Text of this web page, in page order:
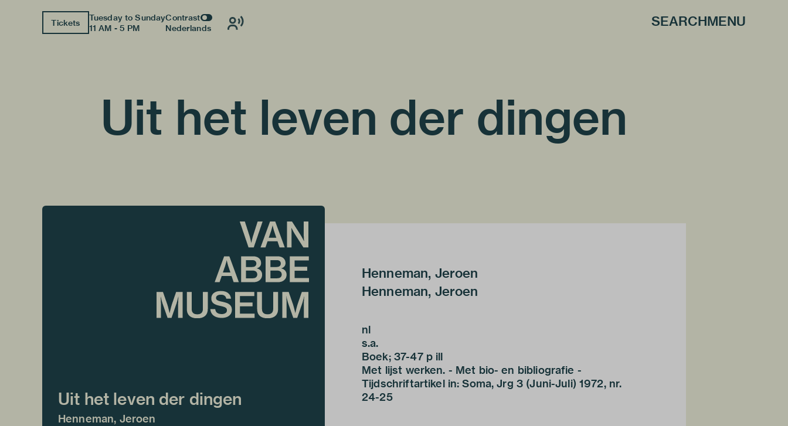
Tickets
Tuesday to Sunday
11 AM - 5 PM
Contrast
Nederlands
SEARCHMENU
Uit het leven der dingen
Uit het leven der dingen
Henneman, Jeroen
Henneman, Jeroen
Henneman, Jeroen
nl
s.a.
Boek; 37-47 p ill
Met lijst werken. - Met bio- en bibliografie -
Tijdschriftartikel in: Soma, Jrg 3 (Juni-Juli) 1972, nr.
24-25